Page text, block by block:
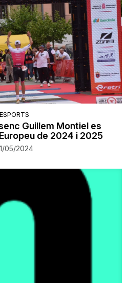
ESPORTS
Guillem Montiel es
de 2024 i 2025
05/2024